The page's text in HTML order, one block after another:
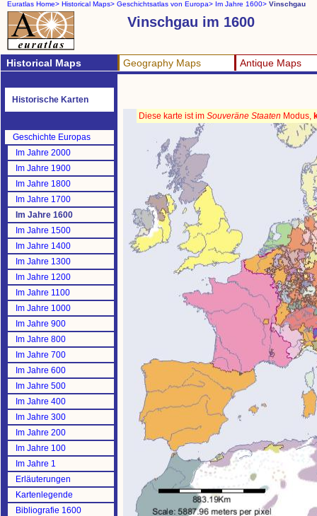
Euratlas Home> Historical Maps> Geschichtsatlas von Europa> Im Jahre 1600> Vinschgau
Vinschgau im 1600
Historical Maps Geography Maps Antique Maps
Historische Karten
Geschichte Europas
Im Jahre 2000
Im Jahre 1900
Im Jahre 1800
Im Jahre 1700
Im Jahre 1600
Im Jahre 1500
Im Jahre 1400
Im Jahre 1300
Im Jahre 1200
Im Jahre 1100
Im Jahre 1000
Im Jahre 900
Im Jahre 800
Im Jahre 700
Im Jahre 600
Im Jahre 500
Im Jahre 400
Im Jahre 300
Im Jahre 200
Im Jahre 100
Im Jahre 1
Erläuterungen
Kartenlegende
Bibliografie 1600
Diese karte ist im Souveräne Staaten Modus,